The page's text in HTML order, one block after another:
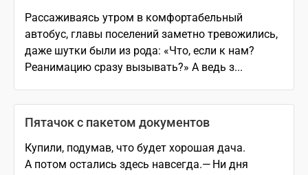
Рассаживаясь утром в комфортабельный
автобус, главы поселений заметно тревожились,
даже шутки были из рода: «Что, если к нам?
Реанимацию сразу вызывать?» А ведь з...
Пятачок с пакетом документов
Купили, подумав, что будет хорошая дача.
А потом остались здесь навсегда.— Ни дня